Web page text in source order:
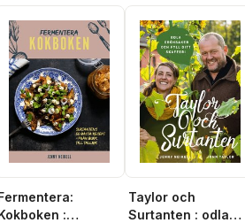
:
Taylor och
Surtanten : odla